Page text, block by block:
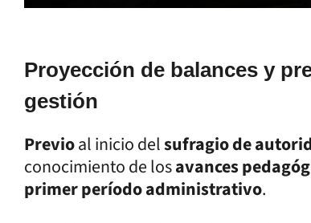
Proyección de balances y
gestión
Previoal inicio delsufragio de
conocimiento de losavances
primer período administrativo.